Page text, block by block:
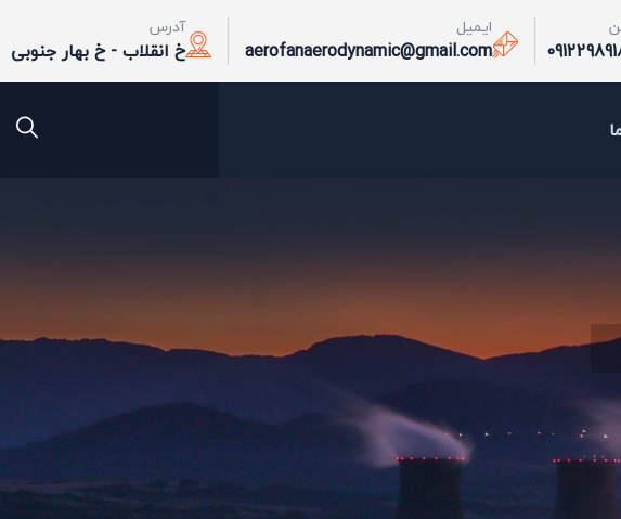
ایمیل
aerofanaerodynamic@gmail.com
آدرس
خ انقلاب - خ بهار جنوبی